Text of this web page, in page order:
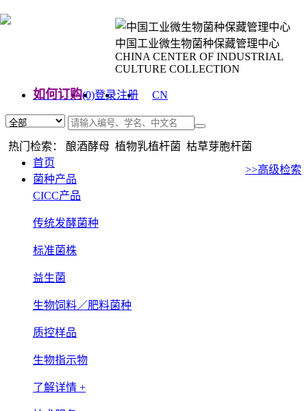
中国工业微生物菌种保藏管理中心
CHINA CENTER OF INDUSTRIAL
CULTURE COLLECTION
如何订购(0)登录注册
CN
热门检索： 酿酒酵母 植物乳植杆菌 枯草芽胞杆菌
>>高级检索
首页
菌种产品
CICC产品
传统发酵菌种
标准菌株
益生菌
生物饲料／肥料菌种
质控样品
生物指示物
了解详情 +